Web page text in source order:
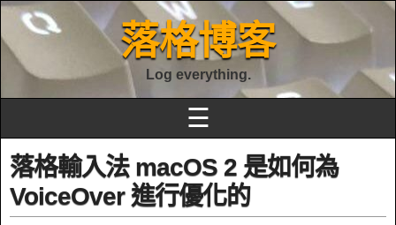
落格博客
Log everything.
☰
落格輸入法 macOS 2 是如何為
VoiceOver 進行優化的